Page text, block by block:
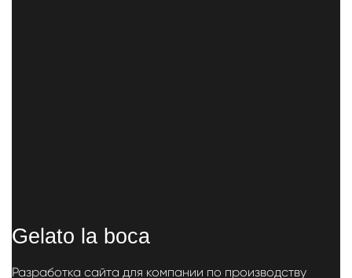
Gelato la boca
Разработка сайта для компании по производству